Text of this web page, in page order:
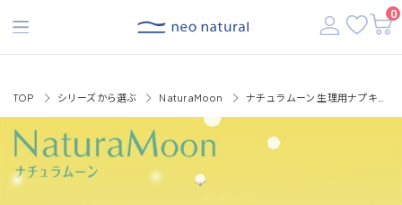
0
TOP シリーズから選ぶ NaturaMoon